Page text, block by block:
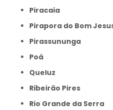
Piracaia
Pirapora do Bom
Pirassununga
Poá
Queluz
Ribeirão Pires
Rio Grande da Serra